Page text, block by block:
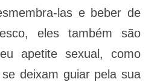
las e beber de
eles também são
apetite sexual, como
deixam guiar pela sua